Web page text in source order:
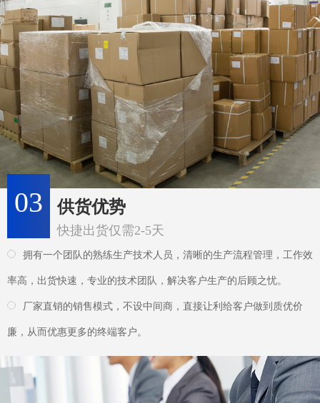
03 供货优势
快捷出货仅需2-5天
拥有一个团队的熟练生产技术人员，清晰的生产流程管理，工作效
率高，出货快速，专业的技术团队，解决客户生产的后顾之忧。
厂家直销的销售模式，不设中间商，直接让利给客户做到质优价
廉，从而优惠更多的终端客户。